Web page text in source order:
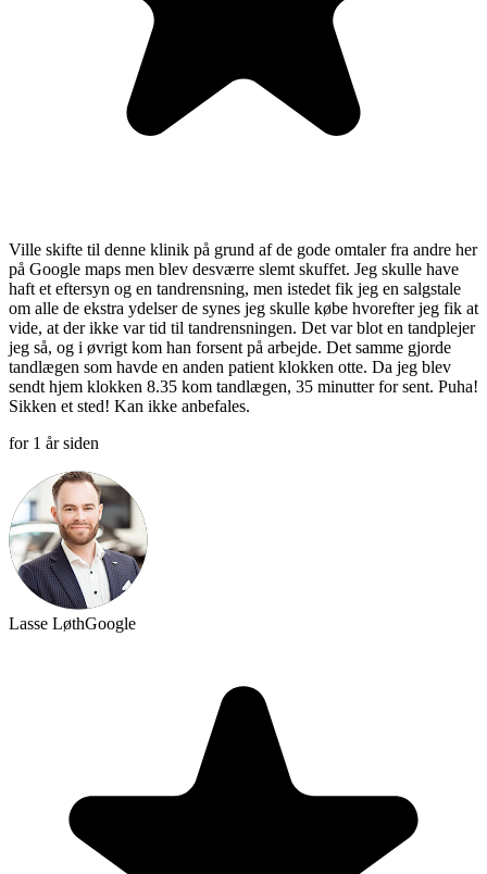
Ville skifte til denne klinik på grund af de gode omtaler fra andre her
på Google maps men blev desværre slemt skuffet. Jeg skulle have
haft et eftersyn og en tandrensning, men istedet fik jeg en salgstale
om alle de ekstra ydelser de synes jeg skulle købe hvorefter jeg fik at
vide, at der ikke var tid til tandrensningen. Det var blot en tandplejer
jeg så, og i øvrigt kom han forsent på arbejde. Det samme gjorde
tandlægen som havde en anden patient klokken otte. Da jeg blev
sendt hjem klokken 8.35 kom tandlægen, 35 minutter for sent. Puha!
Sikken et sted! Kan ikke anbefales.
for 1 år siden
Lasse LøthGoogle